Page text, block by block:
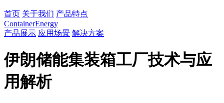
首页 关于我们 产品特点
ContainerEnergy
产品展示 应用场景 解决方案
伊朗储能集装箱工厂技术与应
用解析